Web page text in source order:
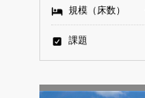
規模（床数）
課題